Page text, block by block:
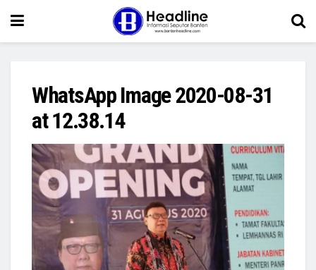
WhatsApp Image 2020-08-31
at 12.38.14